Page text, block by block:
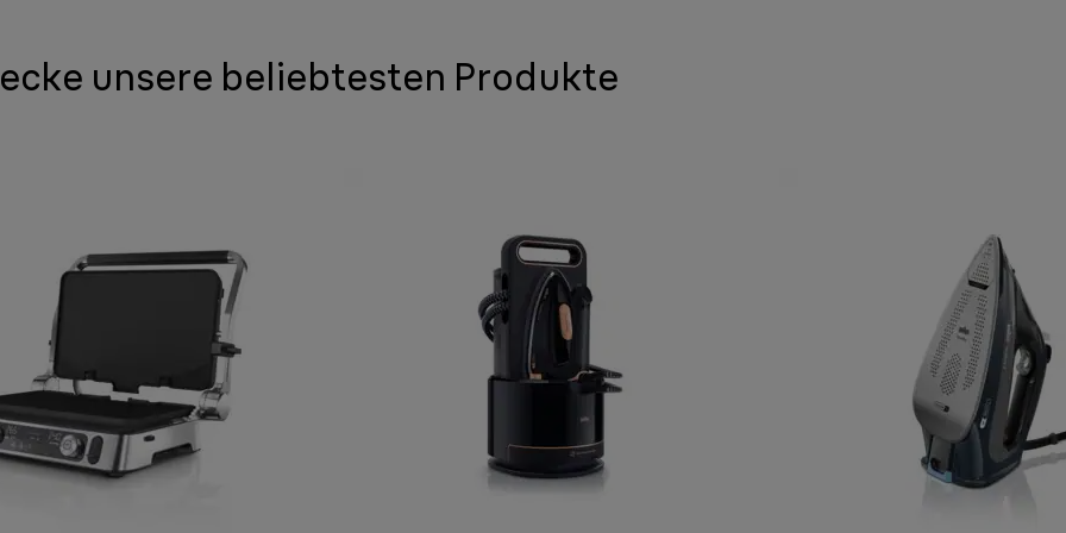
unsere beliebtesten Produkte